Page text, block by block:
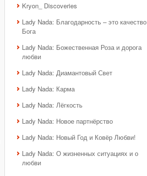
Kryon_ Discoveries
Lady Nada: Благодарность – это качество
Бога
Lady Nada: Божественная Роза и дорога
любви
Lady Nada: Диамантовый Свет
Lady Nada: Карма
Lady Nada: Лёгкость
Lady Nada: Новое партнёрство
Lady Nada: Новый Год и Ковёр Любви!
Lady Nada: О жизненных ситуациях и о
любви